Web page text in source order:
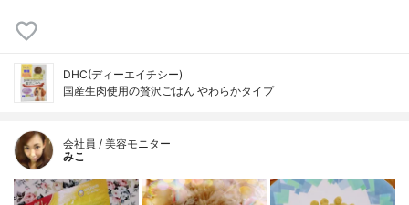
DHC(ディーエイチシー)
国産生肉使用の贅沢ごはん やわらかタイプ
会社員 / 美容モニター
みこ